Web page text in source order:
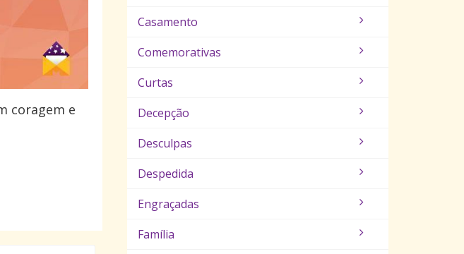
coragem e
Casamento
Comemorativas
Curtas
Decepção
Desculpas
Despedida
Engraçadas
Família